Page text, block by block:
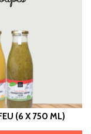
(6 X 750 ML)